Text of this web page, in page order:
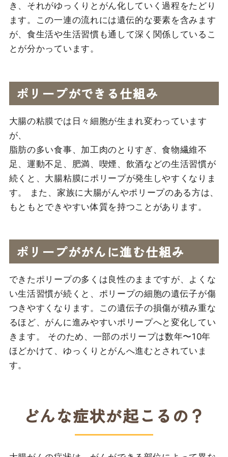
き、それがゆっくりとがん化していく過程をたどり
ます。この一連の流れには遺伝的な要素を含みます
が、食生活や生活習慣も通して深く関係しているこ
とが分かっています。
ポリープができる仕組み
大腸の粘膜では日々細胞が生まれ変わっています
が、
脂肪の多い食事、加工肉のとりすぎ、食物繊維不
足、運動不足、肥満、喫煙、飲酒などの生活習慣が
続くと、大腸粘膜にポリープが発生しやすくなりま
す。 また、家族に大腸がんやポリープのある方は、
もともとできやすい体質を持つことがあります。
ポリープががんに進む仕組み
できたポリープの多くは良性のままですが、よくな
い生活習慣が続くと、ポリープの細胞の遺伝子が傷
つきやすくなります。この遺伝子の損傷が積み重な
るほど、がんに進みやすいポリープへと変化してい
きます。 そのため、一部のポリープは数年〜10年
ほどかけて、ゆっくりとがんへ進むとされていま
す。
どんな症状が起こるの？